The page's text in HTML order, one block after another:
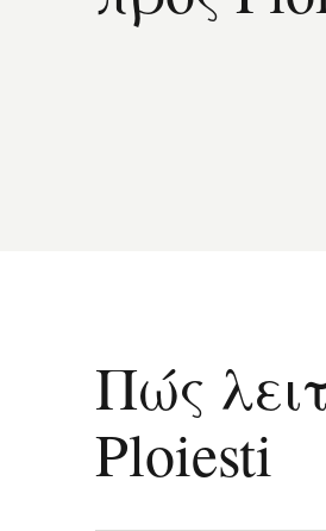
Πώς
Ploiesti